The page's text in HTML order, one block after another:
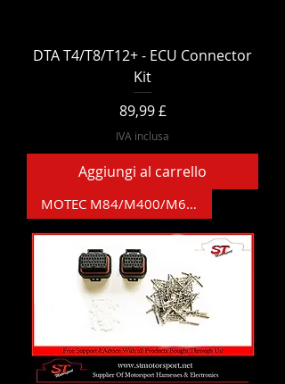
DTA T4/T8/T12+ - ECU Connector
Kit
Prezzo
89,99 £
IVA inclusa
Aggiungi al carrello
MOTEC M84/M400/M600/M800